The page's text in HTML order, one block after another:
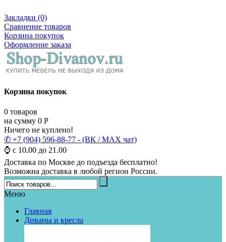
Закладки (0)
Сравнение товаров
Корзина покупок
Оформление заказа
Корзина покупок
0 товаров
на сумму 0 Р
Ничего не куплено!
✆ +7 (904) 596-88-77 - (ВК / MAX чат)
⌚ с 10.00 до 21.00
Доставка по Москве до подъезда бесплатно!
Возможна доставка в любой регион России.
Меню
Главная
Диваны и кресла